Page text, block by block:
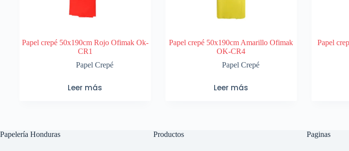
Papel crepé 50x190cm Rojo Ofimak Ok-
CR1
Papel Crepé
Leer más
Papel crepé 50x190cm Amarillo Ofimak
OK-CR4
Papel Crepé
Leer más
Papel
Papelería Honduras Productos Paginas